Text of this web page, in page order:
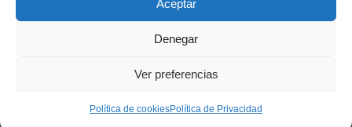
Aceptar
Denegar
Ver preferencias
Política de cookiesPolítica de Privacidad
cookies (UE)
Asociación Cultural El Jaraiz